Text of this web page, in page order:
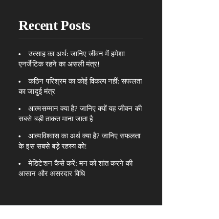
Recent Posts
उत्साह का अर्थ: जानिए जीवन में हमेशा
एनर्जेटिक रहने का असली मंत्र!
कठिन परिश्रम का कोई विकल्प नहीं: सफलता
का जादुई मंत्र
आत्मसम्मान क्या है? जानिए क्यों यह जीवन की
सबसे बड़ी ताकत माना जाता है
आत्मविश्वास का अर्थ क्या है? जानिए सफलता
के इस सबसे बड़े रहस्य को!
मेडिटेशन कैसे करें: मन को शांत करने की
आसान और असरदार विधि